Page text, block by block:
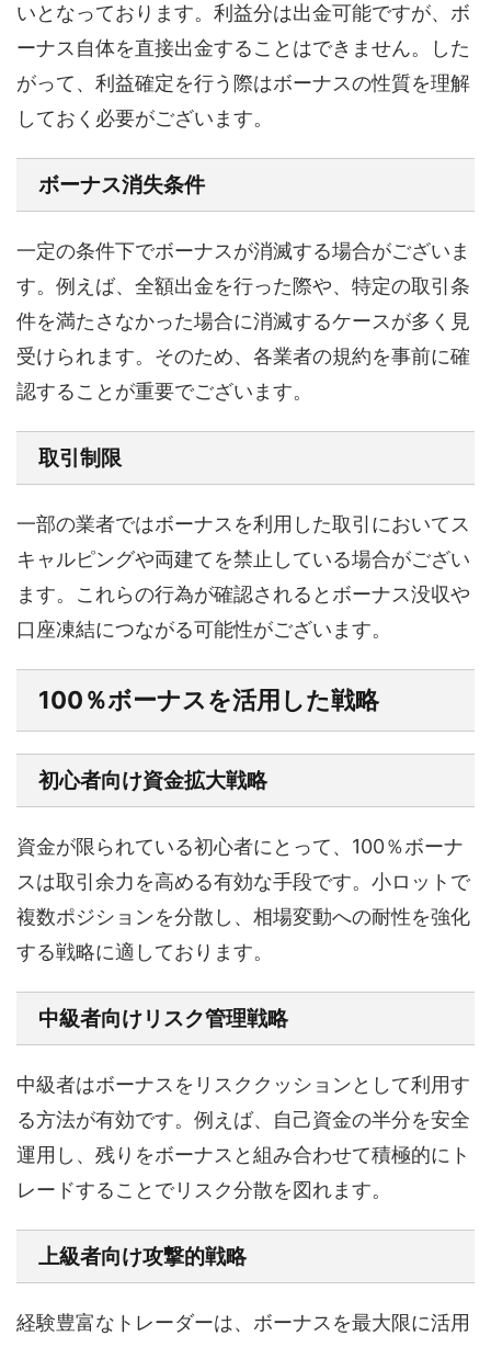
いとなっております。利益分は出金可能ですが、ボ
ーナス自体を直接出金することはできません。した
がって、利益確定を行う際はボーナスの性質を理解
しておく必要がございます。
ボーナス消失条件
一定の条件下でボーナスが消滅する場合がございま
す。例えば、全額出金を行った際や、特定の取引条
件を満たさなかった場合に消滅するケースが多く見
受けられます。そのため、各業者の規約を事前に確
認することが重要でございます。
取引制限
一部の業者ではボーナスを利用した取引においてス
キャルピングや両建てを禁止している場合がござい
ます。これらの行為が確認されるとボーナス没収や
口座凍結につながる可能性がございます。
100％ボーナスを活用した戦略
初心者向け資金拡大戦略
資金が限られている初心者にとって、100％ボーナ
スは取引余力を高める有効な手段です。小ロットで
複数ポジションを分散し、相場変動への耐性を強化
する戦略に適しております。
中級者向けリスク管理戦略
中級者はボーナスをリスククッションとして利用す
る方法が有効です。例えば、自己資金の半分を安全
運用し、残りをボーナスと組み合わせて積極的にト
レードすることでリスク分散を図れます。
上級者向け攻撃的戦略
経験豊富なトレーダーは、ボーナスを最大限に活用